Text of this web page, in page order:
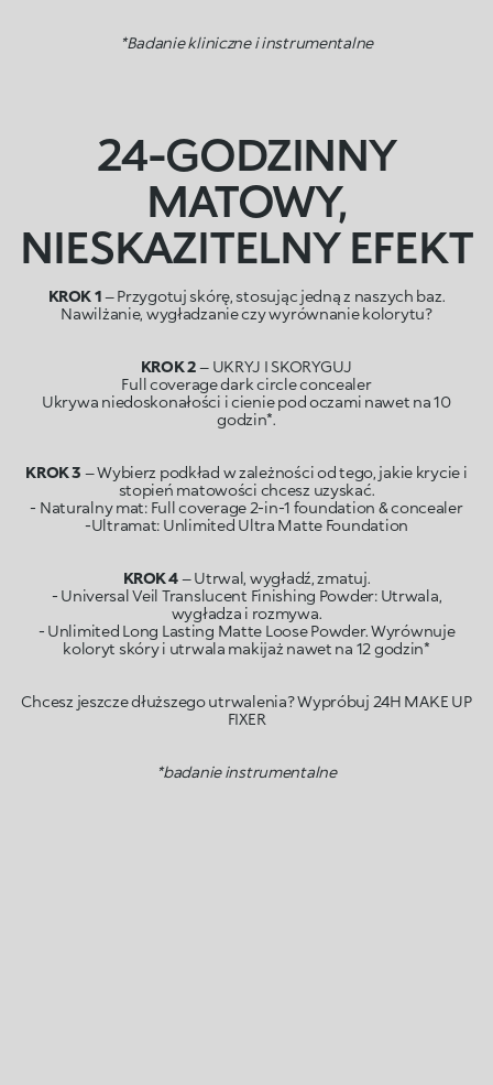
*Badanie kliniczne i instrumentalne
24-GODZINNY
MATOWY,
NIESKAZITELNY EFEKT
KROK 1– Przygotuj skórę, stosując jedną z naszych baz.
Nawilżanie, wygładzanie czy wyrównanie kolorytu?
KROK 2– UKRYJ I SKORYGUJ
Full coverage dark circle concealer
Ukrywa niedoskonałości i cienie pod oczami nawet na 10
godzin*.
KROK 3 – Wybierz podkład w zależności od tego, jakie krycie i
stopień matowości chcesz uzyskać.
- Naturalny mat: Full coverage 2-in-1 foundation & concealer
-Ultramat: Unlimited Ultra Matte Foundation
KROK 4– Utrwal, wygładź, zmatuj.
- Universal Veil Translucent Finishing Powder: Utrwala,
wygładza i rozmywa.
- Unlimited Long Lasting Matte Loose Powder. Wyrównuje
koloryt skóry i utrwala makijaż nawet na 12 godzin*
Chcesz jeszcze dłuższego utrwalenia? Wypróbuj 24H MAKE UP
FIXER
*badanie instrumentalne